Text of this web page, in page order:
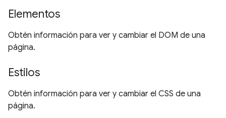
Elementos
Obtén información para ver y cambiar el DOM de una
página.
Estilos
Obtén información para ver y cambiar el CSS de una
página.